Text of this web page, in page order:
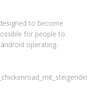
to become
for people to
operating-